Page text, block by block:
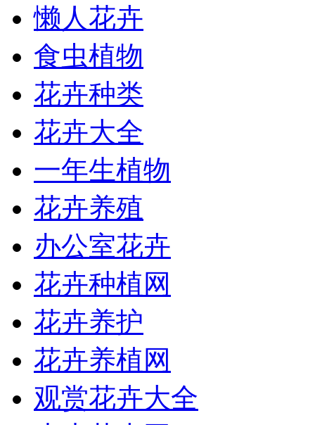
懒人花卉
食虫植物
花卉种类
花卉大全
一年生植物
花卉养殖
办公室花卉
花卉种植网
花卉养护
花卉养植网
观赏花卉大全